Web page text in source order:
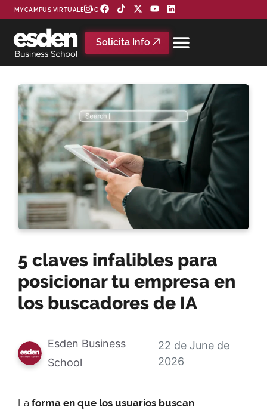
MYCAMPUS VIRTUAL BLOG
Solicita Info
5 claves infalibles para
posicionar tu empresa en
los buscadores de IA
Esden Business
School
22 de June de
2026
La forma en que los usuarios buscan